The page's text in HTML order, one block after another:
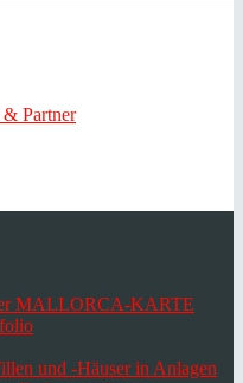
MALLORCA-KARTE
und -Häuser in Anlagen